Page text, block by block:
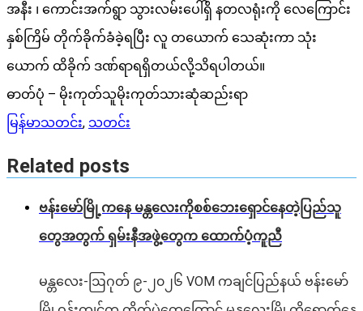
အနီး ၊ ကောင်းအက်ရွာ သွားလမ်းပေါ်ရှိ နတလရုံးကို လေကြောင်း
နှစ်ကြိမ် တိုက်ခိုက်ခံခဲ့ရပြီး လူ တယောက် သေဆုံးကာ သုံး
ယောက် ထိခိုက် ဒဏ်ရာရရှိတယ်လို့သိရပါတယ်။
ဓာတ်ပုံ – မိုးကုတ်သူမိုးကုတ်သားဆုံဆည်းရာ
မြန်မာသတင်း, သတင်း
Related posts
ဗန်းမော်မြို့ကနေ မန္တလေးကိုစစ်ဘေးရှောင်နေတဲ့ပြည်သူ
တွေအတွက် ရှမ်းနီအဖွဲ့တွေက ထောက်ပံ့ကူညီ
မန္တလေး-ဩဂုတ် ၉-၂၀၂၆ VOM ကချင်ပြည်နယ် ဗန်းမော်